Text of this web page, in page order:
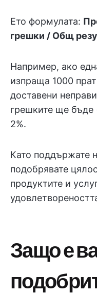
Ето формулата:
грешки / Общ
Например, ако
изпраща 1000
доставени
грешките ще бъде
2%.
Като поддържате
подобрявате
продуктите и
Защо е